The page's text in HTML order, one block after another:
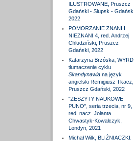
ILUSTROWANE, Pruszcz
Gdański - Słupsk - Gdańsk,
2022
POMORZANIE ZNANI I
NIEZNANI 4, red. Andrzej
Chludziński, Pruszcz
Gdański, 2022
Katarzyna Brzóska, WYRD,
tłumaczenie cyklu
Skandynawiana język
angielski Remigiusz Tkacz,
Pruszcz Gdański, 2022
"ZESZYTY NAUKOWE
PUNO", seria trzecia, nr 9,
red. nacz. Jolanta
Chwastyk-Kowalczyk,
Londyn, 2021
Michał Wilk, BLIŹNIACZKI.